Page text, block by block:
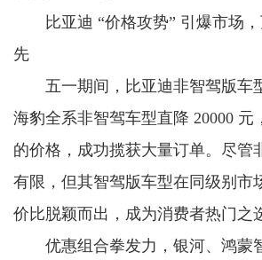
比亚迪 “价格攻势” 引爆市场
先
五一期间，比亚迪非智驾版车
海豹全系非智驾车型直降 20000 元
的价格，成功揽获大量订单。尽管
有限，但其智驾版车型在同级别市
价比脱颖而出，成为消费者热门之
优惠组合拳发力，银河、鸿蒙